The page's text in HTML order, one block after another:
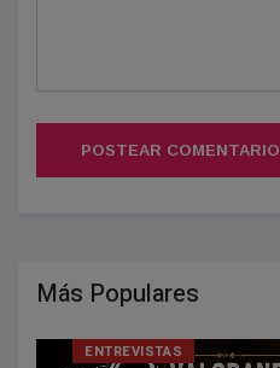
POSTEAR COMENTARIO
Más Populares
ENTREVISTAS